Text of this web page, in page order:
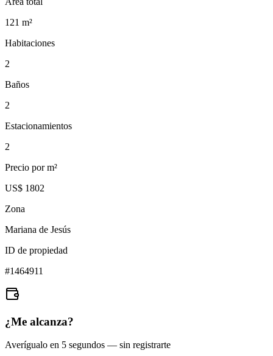
121 m²
Habitaciones
2
Baños
2
Estacionamientos
2
Precio por m²
US$ 1802
Zona
Mariana de Jesús
ID de propiedad
#1464911
¿Me alcanza?
Averígualo en 5 segundos — sin registrarte